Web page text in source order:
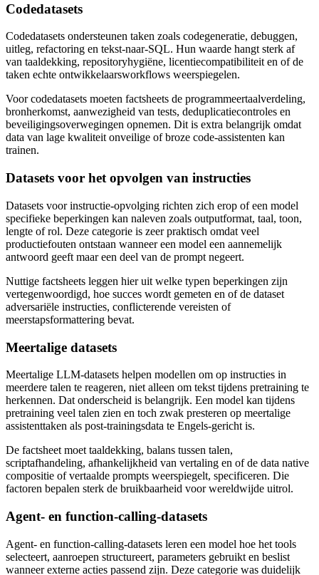
Codedatasets
Codedatasets ondersteunen taken zoals codegeneratie, debuggen,
uitleg, refactoring en tekst-naar-SQL. Hun waarde hangt sterk af
van taaldekking, repositoryhygiëne, licentiecompatibiliteit en of de
taken echte ontwikkelaarsworkflows weerspiegelen.
Voor codedatasets moeten factsheets de programmeertaalverdeling,
bronherkomst, aanwezigheid van tests, deduplicatiecontroles en
beveiligingsoverwegingen opnemen. Dit is extra belangrijk omdat
data van lage kwaliteit onveilige of broze code-assistenten kan
trainen.
Datasets voor het opvolgen van instructies
Datasets voor instructie-opvolging richten zich erop of een model
specifieke beperkingen kan naleven zoals outputformat, taal, toon,
lengte of rol. Deze categorie is zeer praktisch omdat veel
productiefouten ontstaan wanneer een model een aannemelijk
antwoord geeft maar een deel van de prompt negeert.
Nuttige factsheets leggen hier uit welke typen beperkingen zijn
vertegenwoordigd, hoe succes wordt gemeten en of de dataset
adversariële instructies, conflicterende vereisten of
meerstapsformattering bevat.
Meertalige datasets
Meertalige LLM-datasets helpen modellen om op instructies in
meerdere talen te reageren, niet alleen om tekst tijdens pretraining te
herkennen. Dat onderscheid is belangrijk. Een model kan tijdens
pretraining veel talen zien en toch zwak presteren op meertalige
assistenttaken als post-trainingsdata te Engels-gericht is.
De factsheet moet taaldekking, balans tussen talen,
scriptafhandeling, afhankelijkheid van vertaling en of de data native
compositie of vertaalde prompts weerspiegelt, specificeren. Die
factoren bepalen sterk de bruikbaarheid voor wereldwijde uitrol.
Agent- en function-calling-datasets
Agent- en function-calling-datasets leren een model hoe het tools
selecteert, aanroepen structureert, parameters gebruikt en beslist
wanneer externe acties passend zijn. Deze categorie was duidelijk